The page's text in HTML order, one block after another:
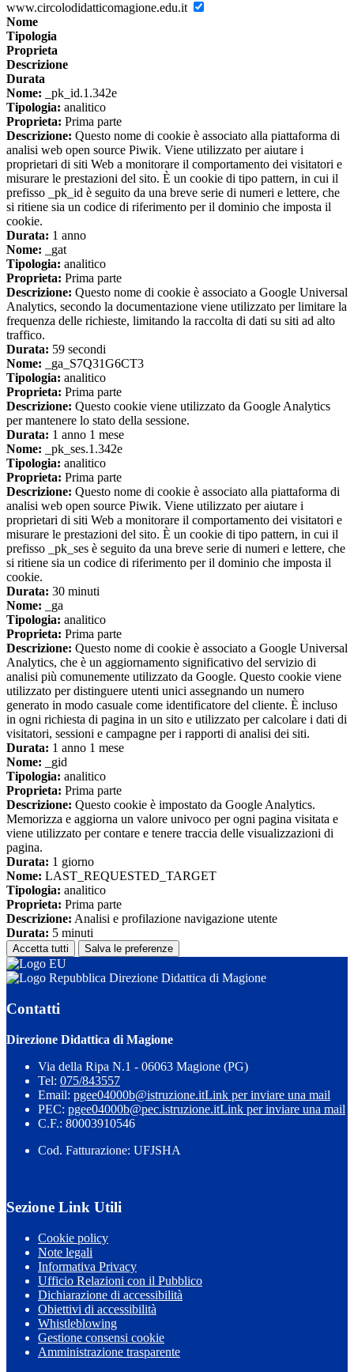
www.circolodidatticomagione.edu.it
Nome
Tipologia
Proprieta
Descrizione
Durata
Nome: _pk_id.1.342e
Tipologia: analitico
Proprieta: Prima parte
Descrizione: Questo nome di cookie è associato alla piattaforma di
analisi web open source Piwik. Viene utilizzato per aiutare i
proprietari di siti Web a monitorare il comportamento dei visitatori e
misurare le prestazioni del sito. È un cookie di tipo pattern, in cui il
prefisso _pk_id è seguito da una breve serie di numeri e lettere, che
si ritiene sia un codice di riferimento per il dominio che imposta il
cookie.
Durata: 1 anno
Nome: _gat
Tipologia: analitico
Proprieta: Prima parte
Descrizione: Questo nome di cookie è associato a Google Universal
Analytics, secondo la documentazione viene utilizzato per limitare la
frequenza delle richieste, limitando la raccolta di dati su siti ad alto
traffico.
Durata: 59 secondi
Nome: _ga_S7Q31G6CT3
Tipologia: analitico
Proprieta: Prima parte
Descrizione: Questo cookie viene utilizzato da Google Analytics
per mantenere lo stato della sessione.
Durata: 1 anno 1 mese
Nome: _pk_ses.1.342e
Tipologia: analitico
Proprieta: Prima parte
Descrizione: Questo nome di cookie è associato alla piattaforma di
analisi web open source Piwik. Viene utilizzato per aiutare i
proprietari di siti Web a monitorare il comportamento dei visitatori e
misurare le prestazioni del sito. È un cookie di tipo pattern, in cui il
prefisso _pk_ses è seguito da una breve serie di numeri e lettere, che
si ritiene sia un codice di riferimento per il dominio che imposta il
cookie.
Durata: 30 minuti
Nome: _ga
Tipologia: analitico
Proprieta: Prima parte
Descrizione: Questo nome di cookie è associato a Google Universal
Analytics, che è un aggiornamento significativo del servizio di
analisi più comunemente utilizzato da Google. Questo cookie viene
utilizzato per distinguere utenti unici assegnando un numero
generato in modo casuale come identificatore del cliente. È incluso
in ogni richiesta di pagina in un sito e utilizzato per calcolare i dati di
visitatori, sessioni e campagne per i rapporti di analisi dei siti.
Durata: 1 anno 1 mese
Nome: _gid
Tipologia: analitico
Proprieta: Prima parte
Descrizione: Questo cookie è impostato da Google Analytics.
Memorizza e aggiorna un valore univoco per ogni pagina visitata e
viene utilizzato per contare e tenere traccia delle visualizzazioni di
pagina.
Durata: 1 giorno
Nome: LAST_REQUESTED_TARGET
Tipologia: analitico
Proprieta: Prima parte
Descrizione: Analisi e profilazione navigazione utente
Durata: 5 minuti
Accetta tutti Salva le preferenze
Direzione Didattica di Magione
Contatti
Direzione Didattica di Magione
Via della Ripa N.1 - 06063 Magione (PG)
Tel: 075/843557
Email: pgee04000b@istruzione.itLink per inviare una mail
PEC: pgee04000b@pec.istruzione.itLink per inviare una mail
C.F.: 80003910546
Cod. Fatturazione: UFJSHA
Sezione Link Utili
Cookie policy
Note legali
Informativa Privacy
Ufficio Relazioni con il Pubblico
Dichiarazione di accessibilità
Obiettivi di accessibilità
Whistleblowing
Gestione consensi cookie
Amministrazione trasparente